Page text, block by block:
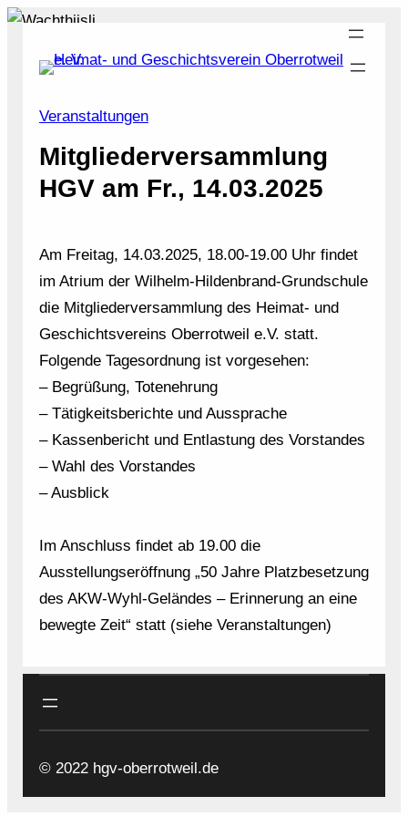
Zum
springen
Veranstaltungen
Mitgliederversammlung
HGV am Fr., 14.03.2025
Am Freitag, 14.03.2025, 18.00-19.00 Uhr findet
im Atrium der Wilhelm-Hildenbrand-Grundschule
die Mitgliederversammlung des Heimat- und
Geschichtsvereins Oberrotweil e.V. statt.
Folgende Tagesordnung ist vorgesehen:
– Begrüßung, Totenehrung
– Tätigkeitsberichte und Aussprache
– Kassenbericht und Entlastung des Vorstandes
– Wahl des Vorstandes
– Ausblick
Im Anschluss findet ab 19.00 die
Ausstellungseröffnung „50 Jahre Platzbesetzung
des AKW-Wyhl-Geländes – Erinnerung an eine
bewegte Zeit“ statt (siehe Veranstaltungen)
© 2022 hgv-oberrotweil.de